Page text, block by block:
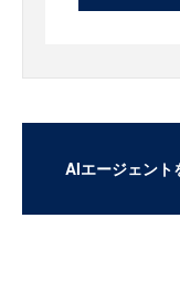
AIエージェン